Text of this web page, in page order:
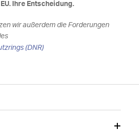
Ihre Entscheidung.
wir außerdem die Forderungen
(DNR)